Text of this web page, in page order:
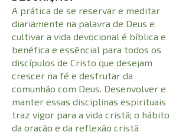
A prática de se reservar e meditar
diariamente na palavra de Deus e
cultivar a vida devocional é bíblica e
benéfica e essêncial para todos os
discípulos de Cristo que desejam
crescer na fé e desfrutar da
comunhão com Deus. Desenvolver e
manter essas disciplinas espirituais
traz vigor para a vida cristã; o hábito
da oração e da reflexão cristã